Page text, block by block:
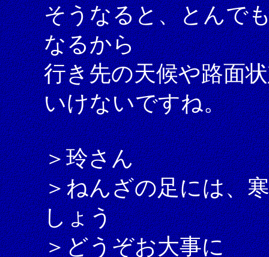
そうなると、とんで
なるから
行き先の天候や路面
いけないですね。
＞玲さん
＞ねんざの足には、
しょう
＞どうぞお大事に